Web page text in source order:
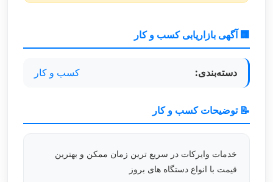
🏢 آگهی بازاریابی کسب و کار
دسته‌بندی: کسب و کار
📝 توضیحات کسب و کار
خدمات وایرکات در سریع ترین زمان ممکن و بهترین
قیمت با انواع دستگاه های بروز